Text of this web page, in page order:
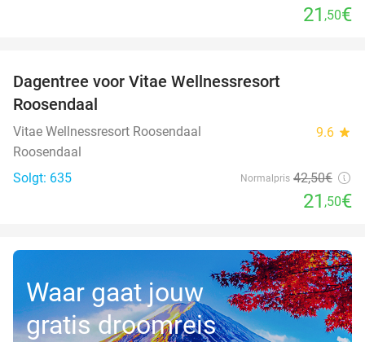
21 ,50€
Dagentree voor Vitae Wellnessresort
Roosendaal
Vitae Wellnessresort Roosendaal 9.6 star
Roosendaal
Solgt: 635
Normalpris 42,50€
21 ,50€
Waar gaat jouw
gratis droomreis